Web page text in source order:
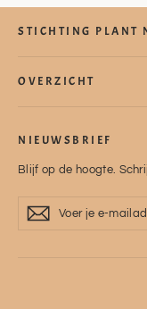
STICHTING PLANT
OVERZICHT
NIEUWSBRIEF
Blijf op de hoogte.
Voer
AbonneerAbonneer